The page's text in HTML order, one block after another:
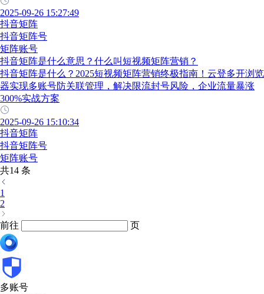
2025-09-26 15:27:49
抖音矩阵
抖音矩阵号
矩阵账号
抖音矩阵是什么意思？什么叫短视频矩阵营销？
抖音矩阵是什么？2025短视频矩阵营销终极指南！云登多开浏览
器实现多账号防关联管理，解决限流封号风险，企业流量暴涨
300%实战方案
2025-09-26 15:10:34
抖音矩阵
抖音矩阵号
矩阵账号
共14 条
1
2
前往 页
多账号